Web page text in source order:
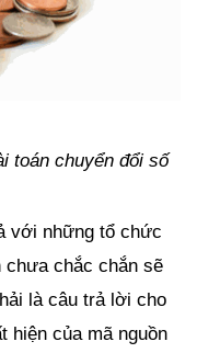
toán chuyển đổi số
với những tổ chức
chắc chắn sẽ
là câu trả lời cho
hiện của mã nguồn